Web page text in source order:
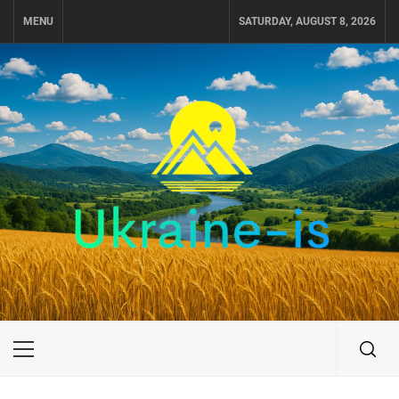
MENU SATURDAY, AUGUST 8, 2026
UKRAINE-IS
ПУТЕШЕСТВИЕ ПО УКРАИНЕ
Primary